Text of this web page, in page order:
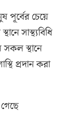
পূর্বের চেয়ে
সাস্থ্যবিধি
সকল স্থানে
প্রদান করা